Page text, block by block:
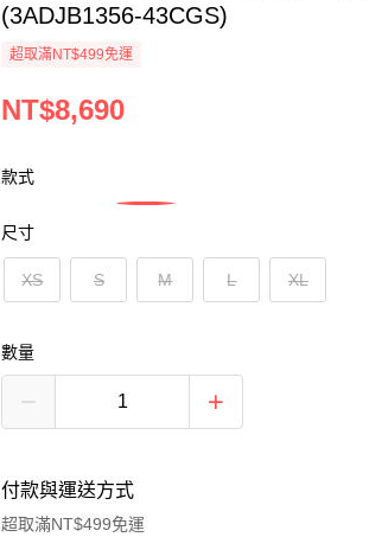
(3ADJB1356-43CGS)
超取滿NT$499免運
NT$8,690
款式
尺寸
XS S M L XL
數量
付款與運送方式
超取滿NT$499免運